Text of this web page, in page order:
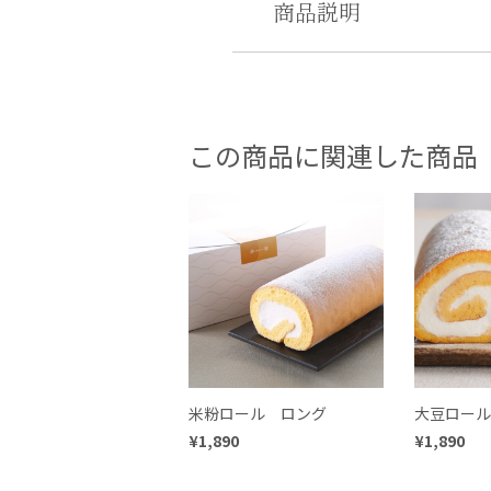
商品説明
この商品に関連した商品
米粉ロール ロング
¥1,890
大豆ロー
¥1,890